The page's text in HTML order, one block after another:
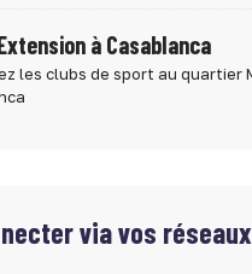
à Casablanca
les clubs de sport au quartier
via vos